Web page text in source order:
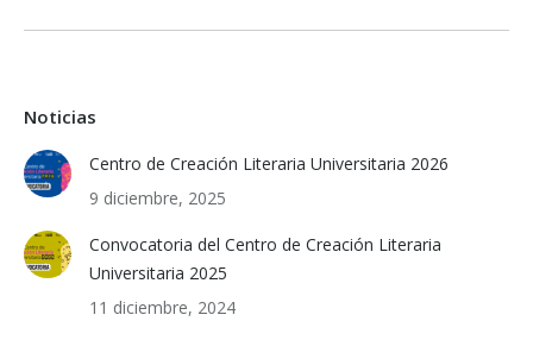
Noticias
Centro de Creación Literaria Universitaria 2026
9 diciembre, 2025
Convocatoria del Centro de Creación Literaria
Universitaria 2025
11 diciembre, 2024